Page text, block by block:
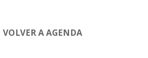
VOLVER A AGENDA